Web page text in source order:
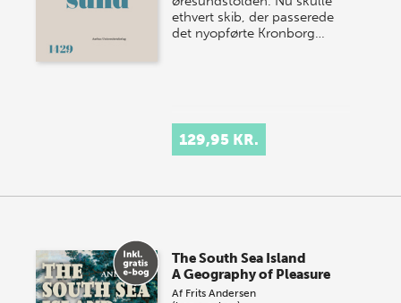
ethvert skib, der passerede
det nyopførte Kronborg…
129,95 KR.
The South Sea Island
A Geography of Pleasure
Af Frits Andersen